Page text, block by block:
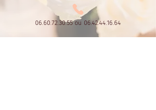
06.60.72.30.55ou 06.42.44.16.64